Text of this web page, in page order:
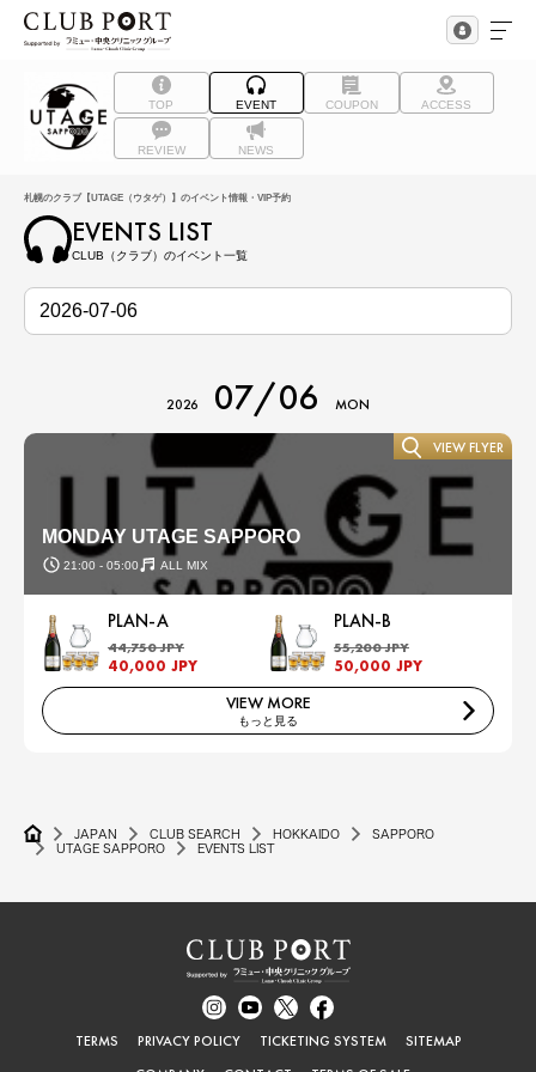
TOP EVENT COUPON ACCESS
REVIEW NEWS
札幌のクラブ【UTAGE（ウタゲ）】のイベント情報・VIP予約
EVENTS LIST
CLUB（クラブ）のイベント一覧
2026 07/06 MON
MONDAY UTAGE SAPPORO
21:00 - 05:00 ALL MIX
VIEW FLYER
PLAN-A
44,750 JPY
40,000 JPY
PLAN-B
55,200 JPY
50,000 JPY
VIEW MORE
もっと見る
JAPAN CLUB SEARCH HOKKAIDO
SAPPORO
UTAGE SAPPORO
EVENTS LIST
TERMS PRIVACY POLICY TICKETING SYSTEM
SITEMAP